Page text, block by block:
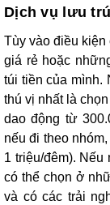
Dịch vụ lưu
Tùy vào điều
giá rẻ hoặc
túi tiền của mình.
thú vị nhất là
dao động từ
nếu đi theo
1 triệu/đêm).
có thể chọn ở
và có các trải